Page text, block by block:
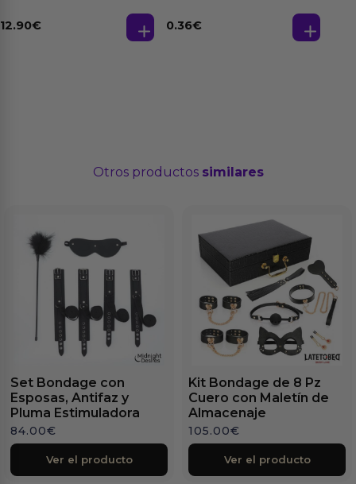
12.90€ 0.36€
Otros productos similares
Set Bondage con
Esposas, Antifaz y
Pluma Estimuladora
84.00€
Ver el producto
Kit Bondage de 8 Pz
Cuero con Maletín de
Almacenaje
105.00€
Ver el producto